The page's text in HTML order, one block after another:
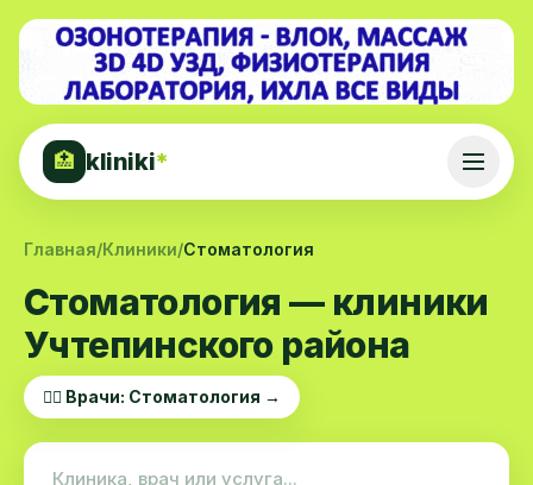
🏥 kliniki*
Главная/Клиники/Стоматология
Стоматология — клиники
Учтепинского района
👨‍⚕️ Врачи: Стоматология →